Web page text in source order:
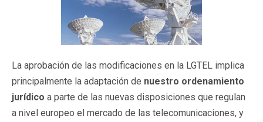
La aprobación de las modificaciones en la LGTEL implica
principalmente la adaptación de nuestro ordenamiento
jurídico a parte de las nuevas disposiciones que regulan
a nivel europeo el mercado de las telecomunicaciones, y